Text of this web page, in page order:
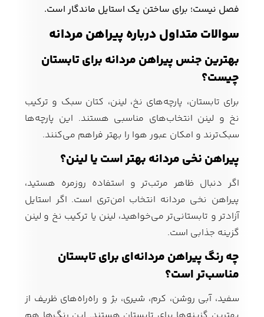
فصل نیست؛ برای ساختن یک استایل ماندگار است.
سوالات متداول درباره پیراهن مردانه
بهترین جنس پیراهن مردانه برای تابستان
چیست؟
برای تابستان، پارچه‌های نخ، لینن، کتان سبک و ترکیب
نخ و لینن انتخاب‌های مناسبی هستند. این پارچه‌ها
سبک‌ترند و امکان عبور هوا را بهتر فراهم می‌کنند.
پیراهن نخی مردانه بهتر است یا لینن؟
اگر دنبال ظاهر مرتب‌تر و استفاده روزمره هستید،
پیراهن نخی مردانه انتخاب امن‌تری است. اگر استایل
آزادتر و تابستانی‌تر می‌خواهید، لینن یا ترکیب نخ و لینن
گزینه جذابی است.
چه رنگ پیراهن مردانه‌ای برای تابستان
مناسب‌تر است؟
سفید، آبی روشن، کرم، شیری، بژ و راه‌راه‌های ظریف از